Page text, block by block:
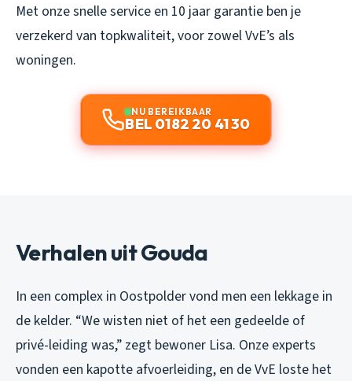
Met onze snelle service en 10 jaar garantie ben je
verzekerd van topkwaliteit, voor zowel VvE’s als
woningen.
NU BEREIKBAAR
BEL 0182 20 41 30
Verhalen uit Gouda
In een complex in Oostpolder vond men een lekkage in
de kelder. “We wisten niet of het een gedeelde of
privé-leiding was,” zegt bewoner Lisa. Onze experts
vonden een kapotte afvoerleiding, en de VvE loste het